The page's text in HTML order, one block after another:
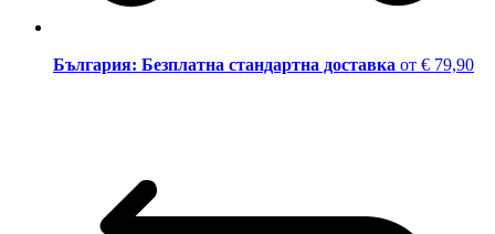
България: Безплатна стандартна доставка от € 79,90